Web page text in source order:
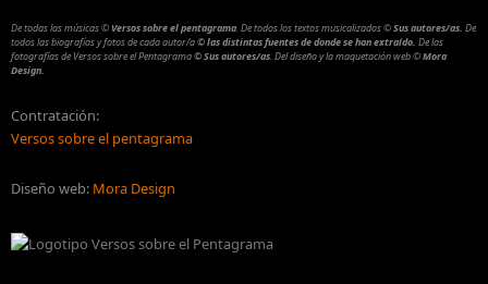
De todas las músicas© Versos sobre el pentagrama. De todos los textos musicalizados©Sus autores/as. De
todos las biografías y fotos de cada autor/a© las distintas fuentes de donde se han extraído. De las
fotografías de Versos sobre el Pentagrama© Sus autores/as. Del diseño y la maquetación web©Mora
Design.
Contratación:
Versos sobre el pentagrama
Diseño web: Mora Design